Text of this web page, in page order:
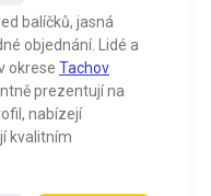
balíčků, jasná
objednání. Lidé a
okrese Tachov
prezentují na
nabízejí
kvalitním